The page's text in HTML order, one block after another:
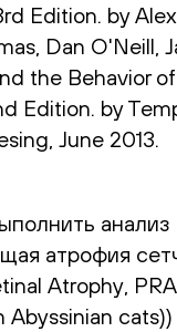
Edition. by
Dan O'Neill,
the Behavior
Edition. by
June 2013.
анализ
атрофия
Atrophy,
Abyssinian cats))